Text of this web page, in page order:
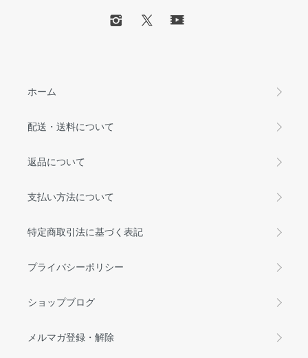
ホーム
配送・送料について
返品について
支払い方法について
特定商取引法に基づく表記
プライバシーポリシー
ショップブログ
メルマガ登録・解除